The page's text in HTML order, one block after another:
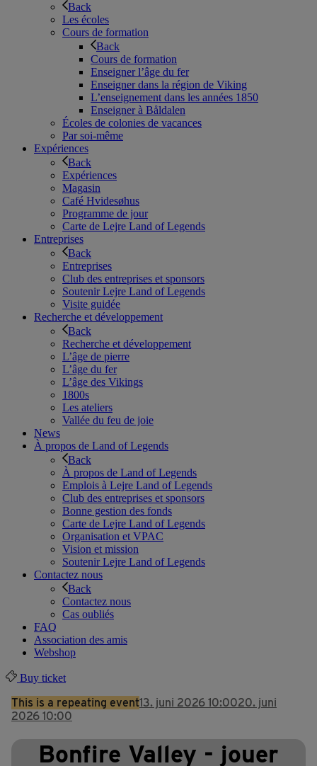
Back
Les écoles
Cours de formation
Back
Cours de formation
Enseigner l’âge du fer
Enseigner dans la région de Viking
L’enseignement dans les années 1850
Enseigner à Båldalen
Écoles de colonies de vacances
Par soi-même
Expériences
Back
Expériences
Magasin
Café Hvidesøhus
Programme de jour
Carte de Lejre Land of Legends
Entreprises
Back
Entreprises
Club des entreprises et sponsors
Soutenir Lejre Land of Legends
Visite guidée
Recherche et développement
Back
Recherche et développement
L’âge de pierre
L’âge du fer
L’âge des Vikings
1800s
Les ateliers
Vallée du feu de joie
News
À propos de Land of Legends
Back
À propos de Land of Legends
Emplois à Lejre Land of Legends
Club des entreprises et sponsors
Bonne gestion des fonds
Carte de Lejre Land of Legends
Organisation et VPAC
Vision et mission
Soutenir Lejre Land of Legends
Contactez nous
Back
Contactez nous
Cas oubliés
FAQ
Association des amis
Webshop
Buy ticket
This is a repeating event13. juni 2026 10:0020. juni
2026 10:00
Bonfire Valley - jouer